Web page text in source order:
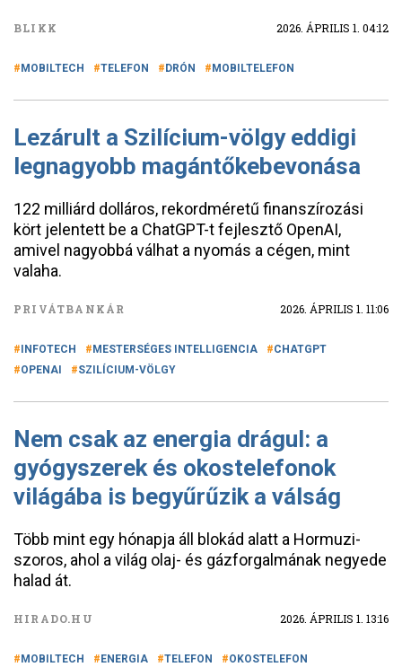
BLIKK 2026. ÁPRILIS 1. 04:12
MOBILTECH TELEFON DRÓN MOBILTELEFON
Lezárult a Szilícium-völgy eddigi
legnagyobb magántőkebevonása
122 milliárd dolláros, rekordméretű finanszírozási
kört jelentett be a ChatGPT-t fejlesztő OpenAI,
amivel nagyobbá válhat a nyomás a cégen, mint
valaha.
PRIVÁTBANKÁR 2026. ÁPRILIS 1. 11:06
INFOTECH MESTERSÉGES INTELLIGENCIA
CHATGPT
OPENAI
SZILÍCIUM-VÖLGY
Nem csak az energia drágul: a
gyógyszerek és okostelefonok
világába is begyűrűzik a válság
Több mint egy hónapja áll blokád alatt a Hormuzi-
szoros, ahol a világ olaj- és gázforgalmának negyede
halad át.
HIRADO.HU 2026. ÁPRILIS 1. 13:16
MOBILTECH ENERGIA TELEFON OKOSTELEFON